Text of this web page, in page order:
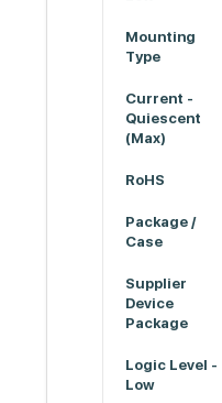
Mounting
Type
Current -
Quiescent
(Max)
RoHS
Package /
Case
Supplier
Device
Package
Logic Level -
Low